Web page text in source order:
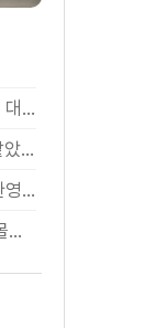
아르헨티나 동포 간담회 이재명 대통령 모두발언
그리스 크레타섬 산불···"악몽 같았다" [월드 투데이]
이재명 대통령 칠레 방문 공식환영식
스페인 세우타, 이주민 5만 명 몰려 [월드 투데이]